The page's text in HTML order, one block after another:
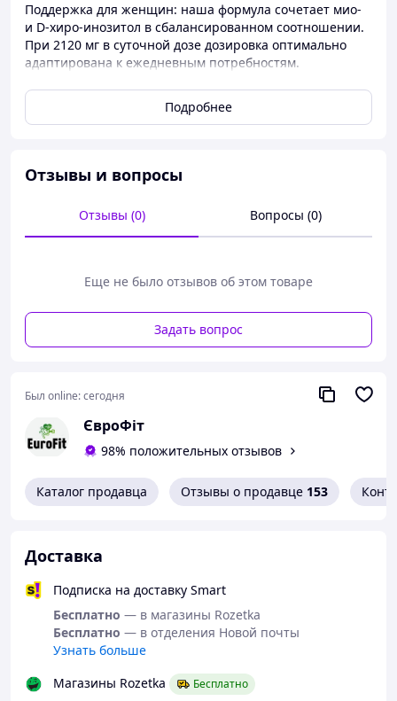
​Поддержка для женщин: наша формула сочетает мио-
и D-хиро-инозитол в сбалансированном соотношении.
При 2120 мг в суточной дозе дозировка оптимально
адаптирована к ежедневным потребностям.
Наша формула была тщательно разработана для
обеспечения оптимального соотношения. Она
содержит более высокую долю мио-инозитола в
женщин.
витамин B6, который помогает регулировать
гормональную активность, хром для поддержания
кислоту, которая способствует росту материнской ткани
во время беременностиНе превышайте
рекомендуемую суточную дозу. Пищевые добавки не
должны использоваться в качестве замены
сбалансированного, разнообразного питания и
маленьких детей месте. Хранить в закрытом виде, в
прохладном, сухом и защищенном от света месте.
Ингредиенты:
Мио-инозитол, покрывающий агент:
гидроксипропилметилцеллюлоза (ГПМЦ), D-хиро-
гидрохлорид (витамин B6), 5-метилтетрагидрофолат
Подробнее
Отзывы и вопросы
Отзывы (0) Вопросы (0)
Еще не было отзывов об этом товаре
Задать вопрос
Был online:сегодня
ЄвроФіт
98% положительных отзывов
Каталог продавца Отзывы о продавце 153
Доставка
Подписка на доставку Smart
Бесплатно — в магазины Rozetka
Бесплатно — в отделения Новой почты
Узнать больше
Магазины Rozetka
Бесплатно